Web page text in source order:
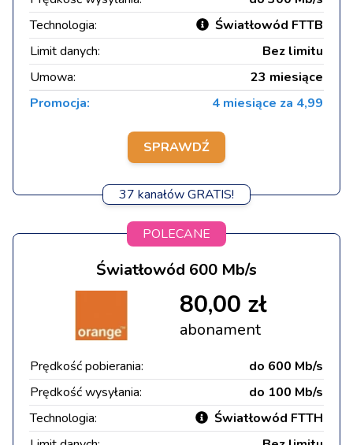
Technologia:
Światłowód FTTB
Limit danych:
Bez limitu
Umowa:
23 miesiące
Promocja:
4 miesiące za 4,99
SPRAWDŹ
37 kanałów GRATIS!
POLECANE
Światłowód 600 Mb/s
80,00 zł
abonament
Prędkość pobierania:
do 600 Mb/s
Prędkość wysyłania:
do 100 Mb/s
Technologia:
Światłowód FTTH